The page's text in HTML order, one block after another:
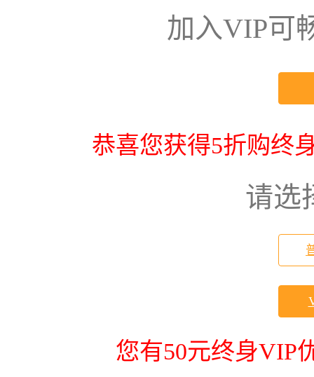
加入VIP可
恭喜您获得5折购终
请选
您有50元终身VIP